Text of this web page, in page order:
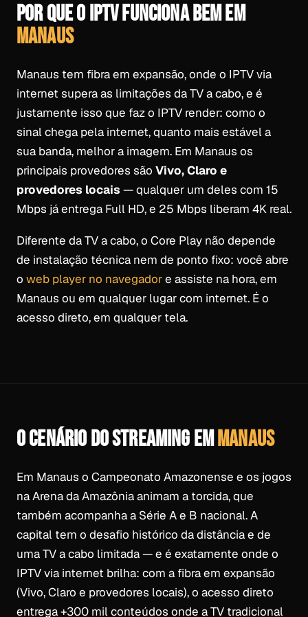
POR QUE O IPTV FUNCIONA BEM EM
MANAUS
Manaus tem fibra em expansão, onde o IPTV via
internet supera as limitações da TV a cabo, e é
justamente isso que faz o IPTV render: como o
sinal chega pela internet, quanto mais estável a
sua banda, melhor a imagem. Em Manaus os
principais provedores são Vivo, Claro e
provedores locais — qualquer um deles com 15
Mbps já entrega Full HD, e 25 Mbps liberam 4K real.
Diferente da TV a cabo, o Core Play não depende
de instalação técnica nem de ponto fixo: você abre
o web player no navegadore assiste na hora, em
Manaus ou em qualquer lugar com internet. É o
acesso direto, em qualquer tela.
O CENÁRIO DO STREAMING EMMANAUS
Em Manaus o Campeonato Amazonense e os jogos
na Arena da Amazônia animam a torcida, que
também acompanha a Série A e B nacional. A
capital tem o desafio histórico da distância e de
uma TV a cabo limitada — e é exatamente onde o
IPTV via internet brilha: com a fibra em expansão
(Vivo, Claro e provedores locais), o acesso direto
entrega +300 mil conteúdos onde a TV tradicional